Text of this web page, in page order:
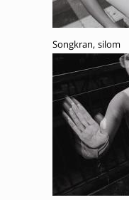
Songkran, silom